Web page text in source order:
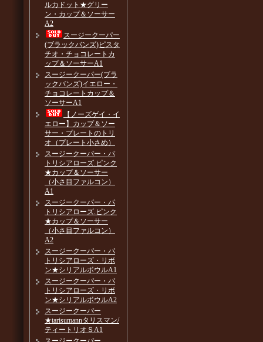
ルカドット★グリー
ン・カップ＆ソーサー
A2
スージークーパー
(ブラックバンズ)ピスタ
チオ・チョコレートカ
ップ＆ソーサーA1
スージークーパー(ブラ
ックバンズ)イエロー・
チョコレートカップ＆
ソーサーA1
【ノーズゲイ・イ
エロー】カップ＆ソー
サー・プレートのトリ
オ（プレート小さめ）
スージークーパー・パ
トリシアローズ.ピンク
★カップ＆ソーサー
（小さ目ファルコン）
A1
スージークーパー・パ
トリシアローズ.ピンク
★カップ＆ソーサー
（小さ目ファルコン）
A2
スージークーパー・パ
トリシアローズ・リボ
ン★シリアルボウルA1
スージークーパー・パ
トリシアローズ・リボ
ン★シリアルボウルA2
スージークーパー
★tarisumannタリスマン/
ティートリオＳA1